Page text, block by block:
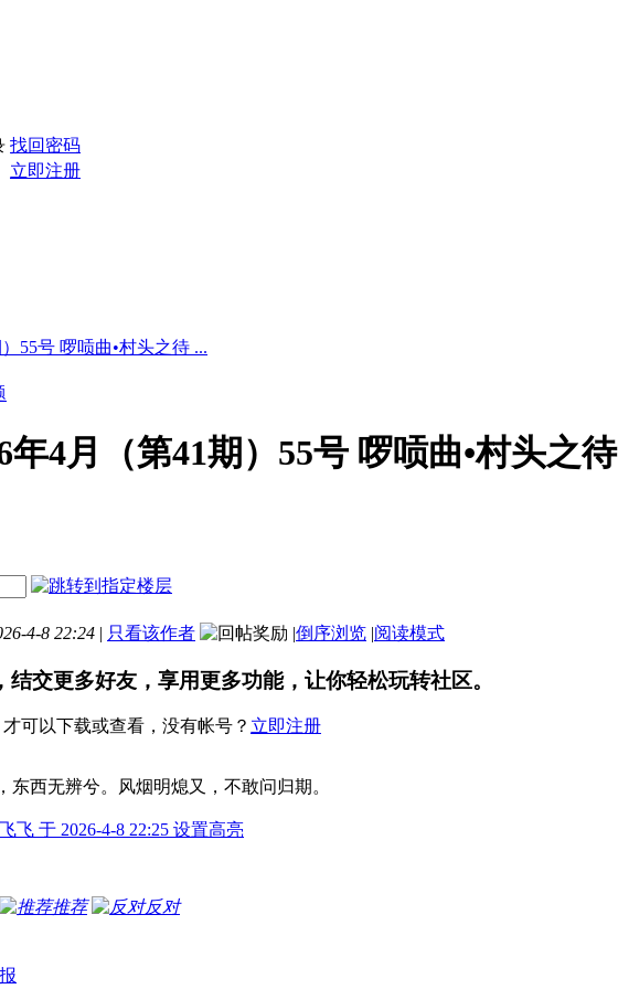
找回密码
立即注册
55号 啰唝曲•村头之待 ...
年4月（第41期）55号 啰唝曲•村头之待
4-8 22:24 | 只看该作者 |倒序浏览 |阅读模式
结交更多好友，享用更多功能，让你轻松玩转社区。
才可以下载或查看，没有帐号？ 立即注册
东西无辨兮。风烟明熄又，不敢问归期。
飞 于 2026-4-8 22:25 设置高亮
推荐
反对